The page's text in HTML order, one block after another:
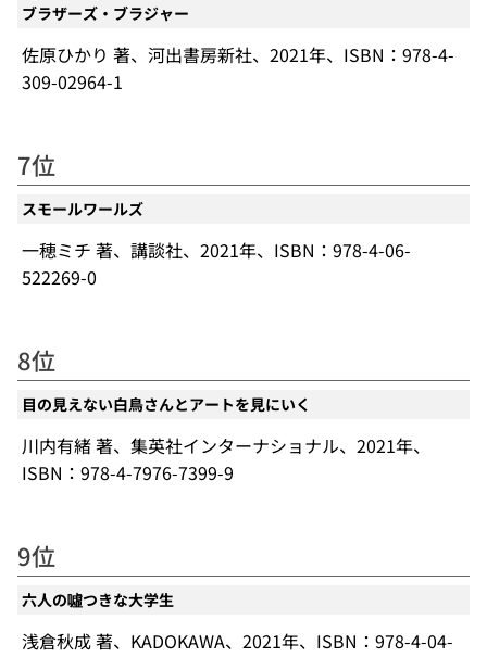
ブラザーズ・ブラジャー
佐原ひかり 著、河出書房新社、2021年、ISBN：978-4-
309-02964-1
7位
スモールワールズ
一穂ミチ 著、講談社、2021年、ISBN：978-4-06-
522269-0
8位
目の見えない白鳥さんとアートを見にいく
川内有緒 著、集英社インターナショナル、2021年、
ISBN：978-4-7976-7399-9
9位
六人の噓つきな大学生
浅倉秋成 著、KADOKAWA、2021年、ISBN：978-4-04-